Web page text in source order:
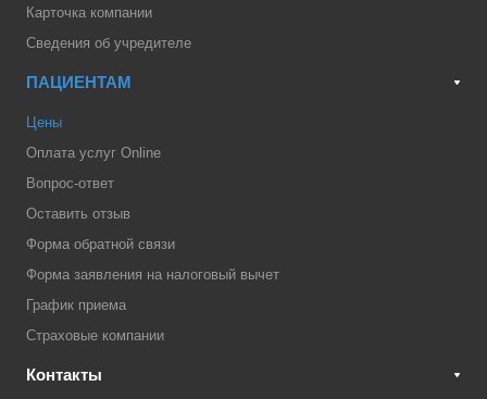
Карточка компании
Сведения об учредителе
ПАЦИЕНТАМ
Цены
Оплата услуг Online
Вопрос-ответ
Оставить отзыв
Форма обратной связи
Форма заявления на налоговый вычет
График приема
Страховые компании
Контакты